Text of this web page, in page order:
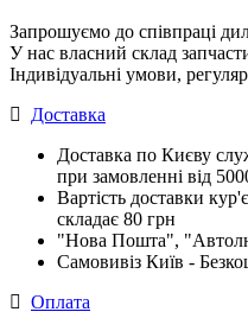
Запрошуємо до співпраці
У нас власний склад
Індивідуальні умови,
Доставка
Доставка по Києву
при замовленні від
Вартість доставки
складає 80 грн
"Нова Пошта",
Самовивіз Київ -
Оплата